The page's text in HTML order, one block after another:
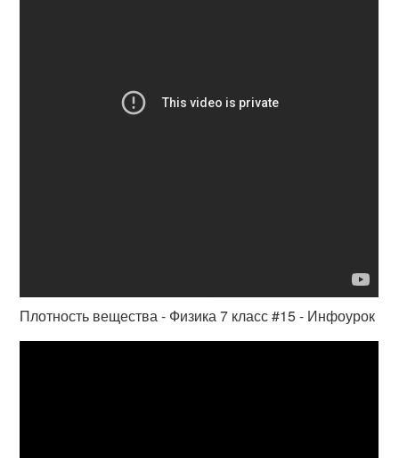
Плотность вещества - Физика 7 класс #15 - Инфоурок